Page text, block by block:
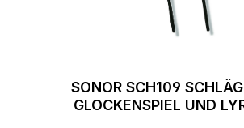
SONOR SCH109
GLOCKENSPIEL UND